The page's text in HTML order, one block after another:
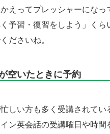
えってプレッシャーになっ
予習・復習をしよう」くら
ださいね。
空いたときに予約
しい方も多く受講されてい
ン英会話の受講曜日や時間